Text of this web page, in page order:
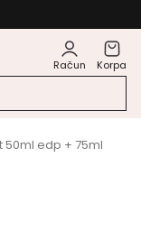
Račun Korpa
50ml edp + 75ml